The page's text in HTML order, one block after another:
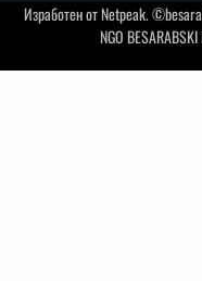
Изработен отNetpeak.
NGO